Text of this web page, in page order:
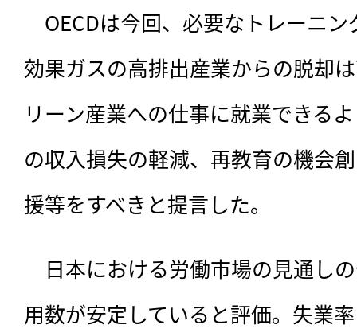
OECDは今回、必要なトレーニ
効果ガスの高排出産業からの脱却
リーン産業への仕事に就業できる
の収入損失の軽減、再教育の機会
援等をすべきと提言した。
日本における労働市場の見通し
用数が安定していると評価。失業